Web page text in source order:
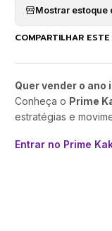
Mostrar estoque
COMPARTILHAR
Quer vender o
Conheça o Prime
estratégias e
Entrar no Prime